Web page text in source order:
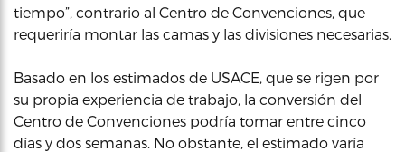
tiempo”, contrario al Centro de Convenciones, que
requeriría montar las camas y las divisiones necesarias.
Basado en los estimados de USACE, que se rigen por
su propia experiencia de trabajo, la conversión del
Centro de Convenciones podría tomar entre cinco
días y dos semanas. No obstante, el estimado varía